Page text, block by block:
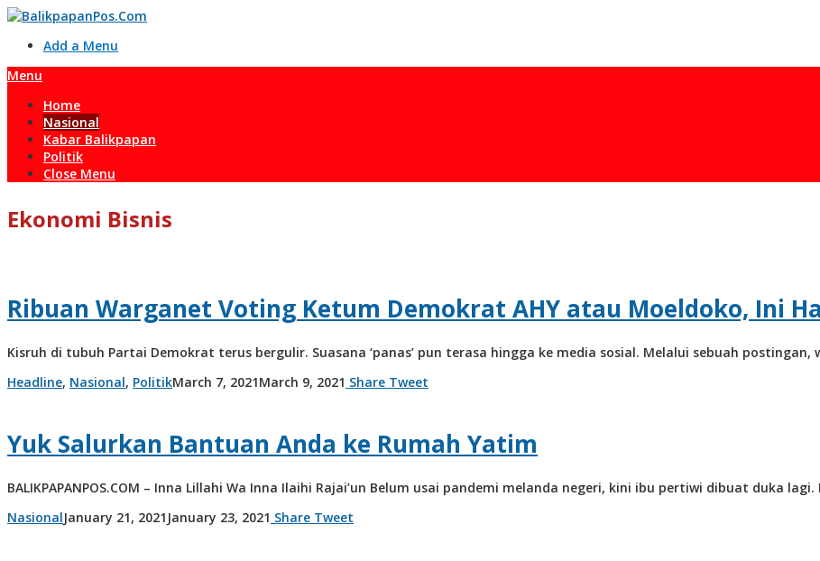
Skip
contentAdd a Menu
Menu
Home
Nasional
Kabar Balikpapan
Politik
Close Menu
Ekonomi Bisnis
Ribuan Warganet Voting Ketum Demokrat AHY atau Moeldoko, Ini
Kisruh di tubuh Partai Demokrat terus bergulir. Suasana ‘panas’ pun terasa hingga ke media sosial. Melalui sebuah
Headline, Nasional, PolitikMarch 7, 2021March 9, 2021 by
Share Tweet
Yuk Salurkan Bantuan Anda ke Rumah Yatim
BALIKPAPANPOS.COM – Inna Lillahi Wa Inna Ilaihi Rajai’un Belum usai pandemi melanda negeri, kini ibu pertiwi dibuat duka
NasionalJanuary 21, 2021 January 23, 2021 by
Share Tweet